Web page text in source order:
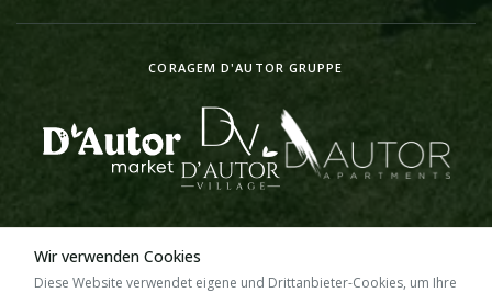
CORAGEM D'AUTOR GRUPPE
©2026 D'Autor Market.
Wir verwenden Cookies
Diese Website verwendet eigene und Drittanbieter-Cookies, um Ihre